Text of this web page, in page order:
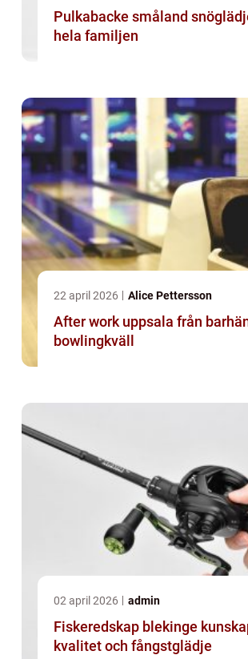
Pulkabacke småland snöglädje för
hela familjen
22 april 2026 Alice Pettersson
After work uppsala från barhäng till
bowlingkväll
02 april 2026 admin
Fiskeredskap blekinge kunskap,
kvalitet och fångstglädje